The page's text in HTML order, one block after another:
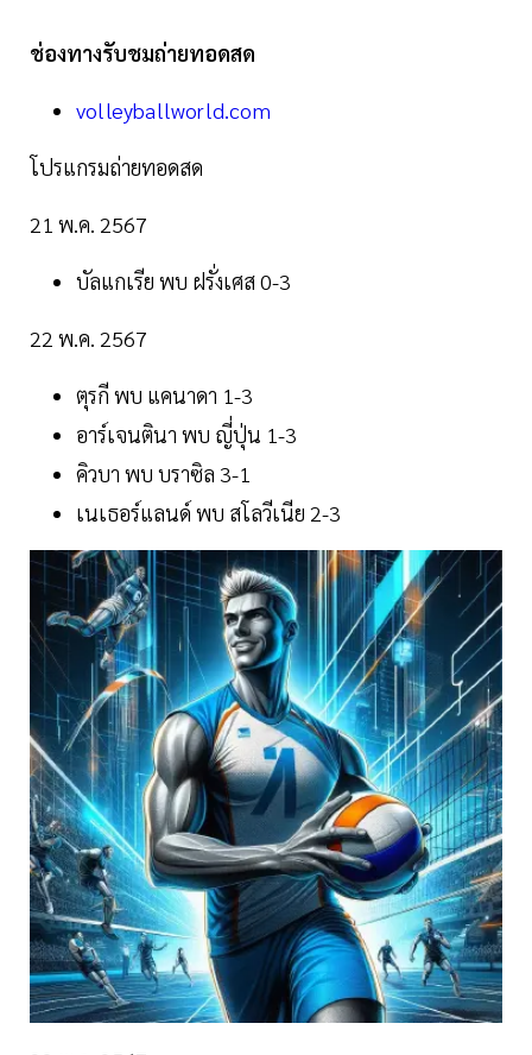
ช่องทางรับชมถ่ายทอดสด
volleyballworld.com
โปรแกรมถ่ายทอดสด
21 พ.ค. 2567
บัลแกเรีย พบ ฝรั่งเศส 0-3
22 พ.ค. 2567
ตุรกี พบ แคนาดา 1-3
อาร์เจนตินา พบ ญี่ปุ่น 1-3
คิวบา พบ บราซิล 3-1
เนเธอร์แลนด์ พบ สโลวีเนีย 2-3